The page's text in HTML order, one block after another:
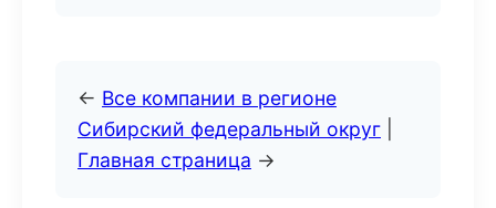
← Все компании в регионе
Сибирский федеральный округ
Главная страница →